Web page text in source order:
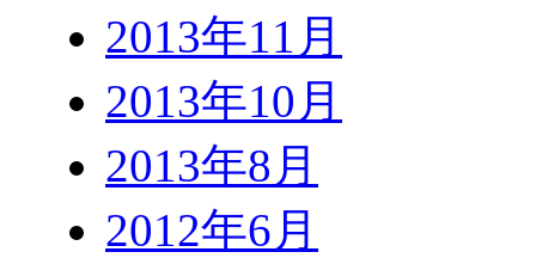
2013年11月
2013年10月
2013年8月
2012年6月